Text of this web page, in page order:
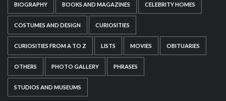
BIOGRAPHY BOOKS AND MAGAZINES CELEBRITY HOMES
COSTUMES AND DESIGN CURIOSITIES
CURIOSITIES FROM A TO Z LISTS MOVIES OBITUARIES
OTHERS PHOTO GALLERY PHRASES
STUDIOS AND MUSEUMS